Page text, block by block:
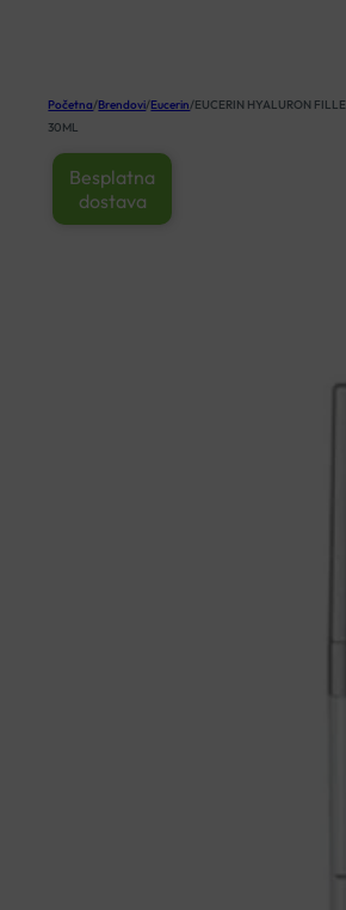
Početna/Brendovi/Eucerin/EUCERIN HYALURON
30ML
Besplatna
dostava